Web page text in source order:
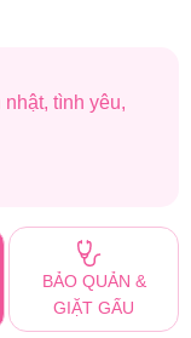
tình yêu,
BẢO QUẢN &
GIẶT GẤU